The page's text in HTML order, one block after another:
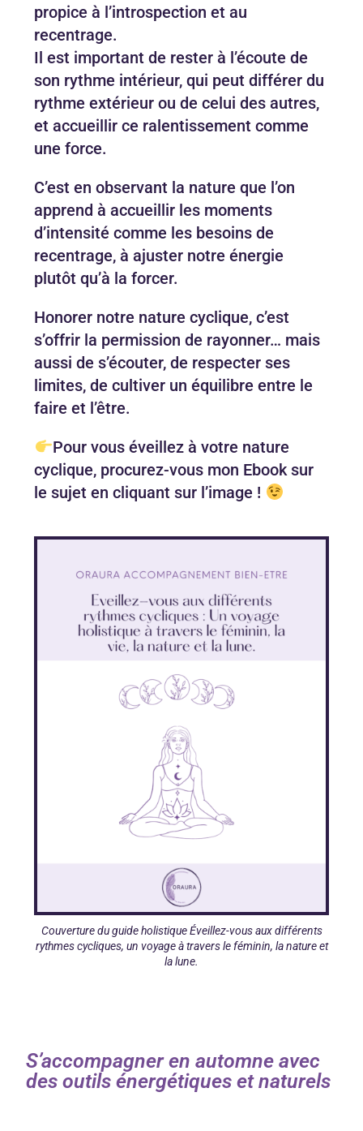
propice à l’introspection et au
recentrage.
Il est important de rester à l’écoute de
son rythme intérieur, qui peut différer du
rythme extérieur ou de celui des autres,
et accueillir ce ralentissement comme
une force.
C’est en observant la nature que l’on
apprend à accueillir les moments
d’intensité comme les besoins de
recentrage, à ajuster notre énergie
plutôt qu’à la forcer.
Honorer notre nature cyclique, c’est
s’offrir la permission de rayonner… mais
aussi de s’écouter, de respecter ses
limites, de cultiver un équilibre entre le
faire et l’être.
Pour vous éveillez à votre nature
cyclique, procurez-vous mon Ebook sur
le sujet en cliquant sur l’image !
Couverture du guide holistique Éveillez-vous aux différents
rythmes cycliques, un voyage à travers le féminin, la nature et
la lune.
S’accompagner en automne avec
des outils énergétiques et naturels